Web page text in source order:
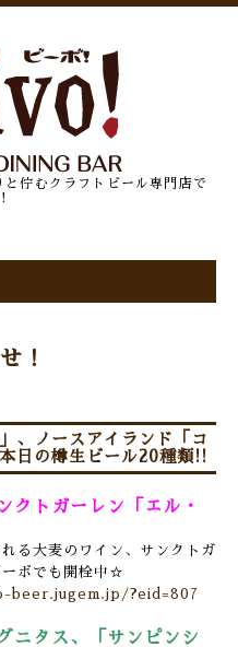
佇むクラフトビール専門店で
！
、ノースアイランド「コ
日の樽生ビール20種類!!
クトガーレン「エル・
る大麦のワイン、サンクトガ
ーボでも開栓中☆
beer.jugem.jp/?eid=807
ニタス、「サンピンシ